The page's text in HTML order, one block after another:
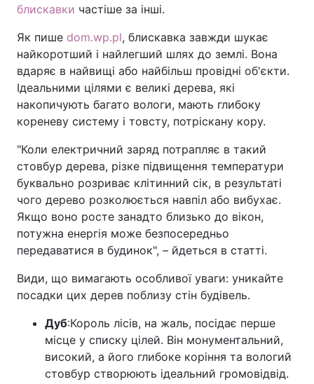
блискавки частіше за інші.
Як пише dom.wp.pl, блискавка завжди шукає
найкоротший і найлегший шлях до землі. Вона
вдаряє в найвищі або найбільш провідні об'єкти.
Ідеальними цілями є великі дерева, які
накопичують багато вологи, мають глибоку
кореневу систему і товсту, потріскану кору.
"Коли електричний заряд потрапляє в такий
стовбур дерева, різке підвищення температури
буквально розриває клітинний сік, в результаті
чого дерево розколюється навпіл або вибухає.
Якщо воно росте занадто близько до вікон,
потужна енергія може безпосередньо
передаватися в будинок", – йдеться в статті.
Види, що вимагають особливої уваги: уникайте
посадки цих дерев поблизу стін будівель.
Дуб:Король лісів, на жаль, посідає перше
місце у списку цілей. Він монументальний,
високий, а його глибоке коріння та вологий
стовбур створюють ідеальний громовідвід.